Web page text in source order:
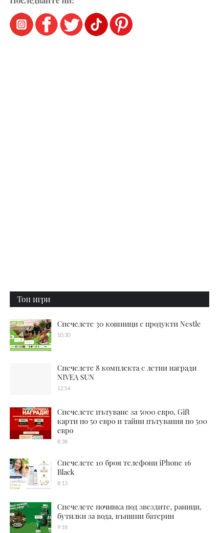
Топ игри
Спечелете 30 кошници с продукти Nestle
10:30
Спечелете 8 комплекта с летни награди
NIVEA SUN
12:54
Спечелете пътуване за 5000 евро, Gift
карти по 50 евро и тайни пътувания по 500
евро
8:38
Спечелете 10 броя телефони iPhone 16
Black
8:13
Спечелете почивка под звездите, раници,
бутилки за вода, външни батерии
9:18